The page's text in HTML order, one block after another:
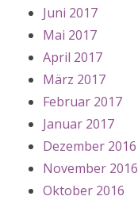
Juni 2017
Mai 2017
April 2017
März 2017
Februar 2017
Januar 2017
Dezember 2016
November 2016
Oktober 2016